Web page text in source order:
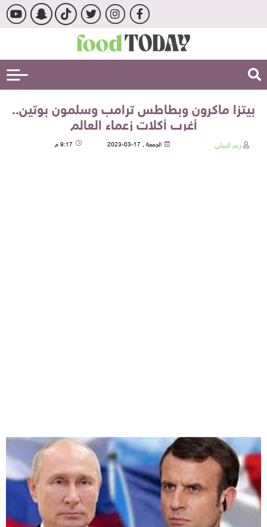
بيتزا ماكرون وبطاطس ترامب وسلمون بوتين..
أغرب أكلات زعماء العالم
ريم البيلي الجمعة , 17-03-2023 9:17 م